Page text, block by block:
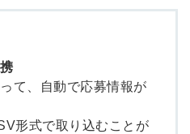
て、自動で応募情報が
形式で取り込むことが